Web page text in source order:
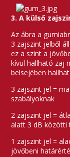
3. A külső
Az ábra a
3 zajszint jelből
ez a szint a
kívül hallható zaj
belsejében
3 zajszint jel =
szabályoknak
2 zajszint jel =
alatt 3 dB közötti
1 zajszint jel =
jövőbeni